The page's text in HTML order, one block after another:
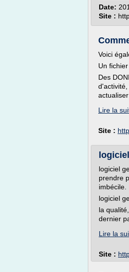
Date:
Site :
Voici
Un
Des
Lire la
Site :
logiciel
prendre
imbécile.
logiciel
la
dernier
Lire la
Site :